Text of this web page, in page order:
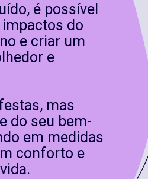
é possível
do
e criar um
e
mas
do seu bem-
em medidas
conforto e